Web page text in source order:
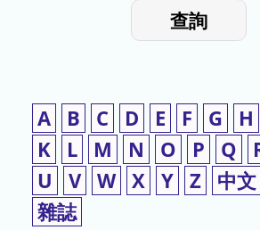
查詢
A B C D E F G H
K
L M N O P Q
U
V W X Y Z 中文
雜誌